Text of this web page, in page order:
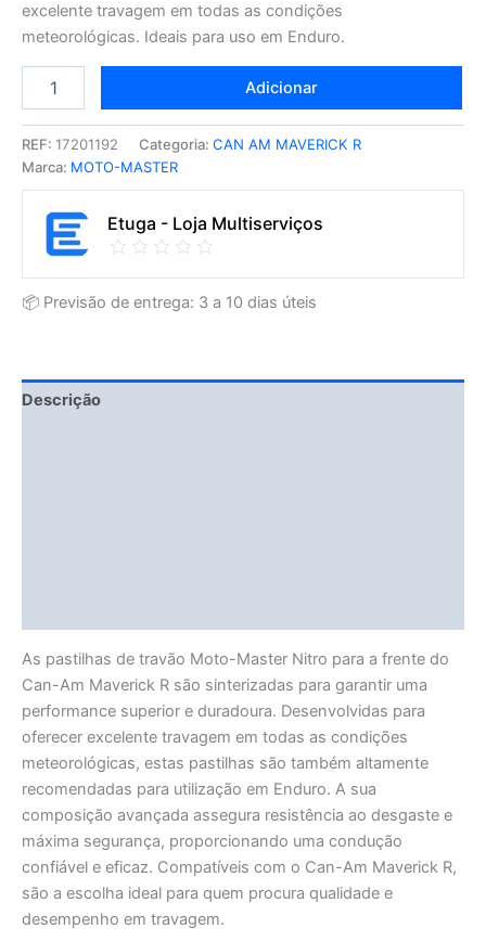
excelente travagem em todas as condições
meteorológicas. Ideais para uso em Enduro.
Adicionar
REF: 17201192 Categoria: CAN AM MAVERICK R
Marca: MOTO-MASTER
Etuga - Loja Multiserviços
📦 Previsão de entrega: 3 a 10 dias úteis
Descrição
As pastilhas de travão Moto-Master Nitro para a frente do
Can-Am Maverick R são sinterizadas para garantir uma
performance superior e duradoura. Desenvolvidas para
oferecer excelente travagem em todas as condições
meteorológicas, estas pastilhas são também altamente
recomendadas para utilização em Enduro. A sua
composição avançada assegura resistência ao desgaste e
máxima segurança, proporcionando uma condução
confiável e eficaz. Compatíveis com o Can-Am Maverick R,
são a escolha ideal para quem procura qualidade e
desempenho em travagem.